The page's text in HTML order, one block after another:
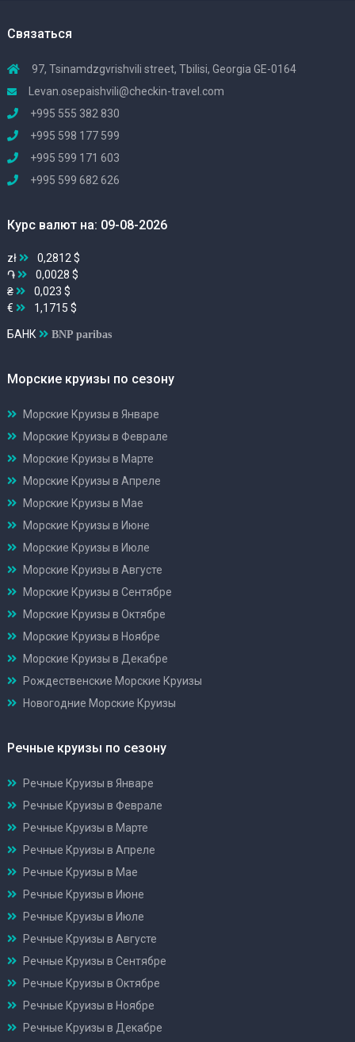
Связаться
97, Tsinamdzgvrishvili street, Tbilisi, Georgia GE-0164
Levan.osepaishvili@checkin-travel.com
+995 555 382 830
+995 598 177 599
+995 599 171 603
+995 599 682 626
Курс валют на: 09-08-2026
zł
0,2812 $
֏
0,0028 $
₴
0,023 $
€
1,1715 $
БАНК BNP paribas
Морские круизы по сезону
Морские Круизы в Январе
Морские Круизы в Феврале
Морские Круизы в Марте
Морские Круизы в Апреле
Морские Круизы в Мае
Морские Круизы в Июне
Морские Круизы в Июле
Морские Круизы в Августе
Морские Круизы в Сентябре
Морские Круизы в Октябре
Морские Круизы в Ноябре
Морские Круизы в Декабре
Рождественские Морские Круизы
Новогодние Морские Круизы
Речные круизы по сезону
Речные Круизы в Январе
Речные Круизы в Феврале
Речные Круизы в Марте
Речные Круизы в Апреле
Речные Круизы в Мае
Речные Круизы в Июне
Речные Круизы в Июле
Речные Круизы в Августе
Речные Круизы в Сентябре
Речные Круизы в Октябре
Речные Круизы в Ноябре
Речные Круизы в Декабре